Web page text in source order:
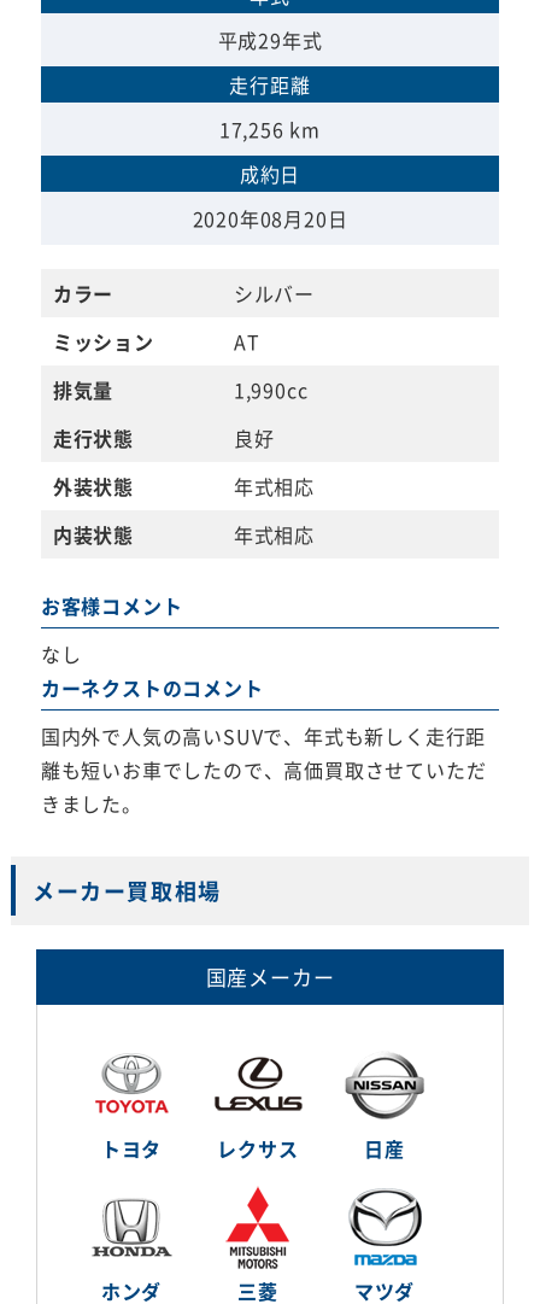
平成29年式
走行距離
17,256 km
成約日
2020年08月20日
カラー
シルバー
ミッション
AT
排気量
1,990cc
走行状態
良好
外装状態
年式相応
内装状態
年式相応
お客様コメント
なし
カーネクストのコメント
国内外で人気の高いSUVで、年式も新しく走行距
離も短いお車でしたので、高価買取させていただ
きました。
メーカー買取相場
国産メーカー
トヨタ レクサス 日産
ホンダ 三菱 マツダ